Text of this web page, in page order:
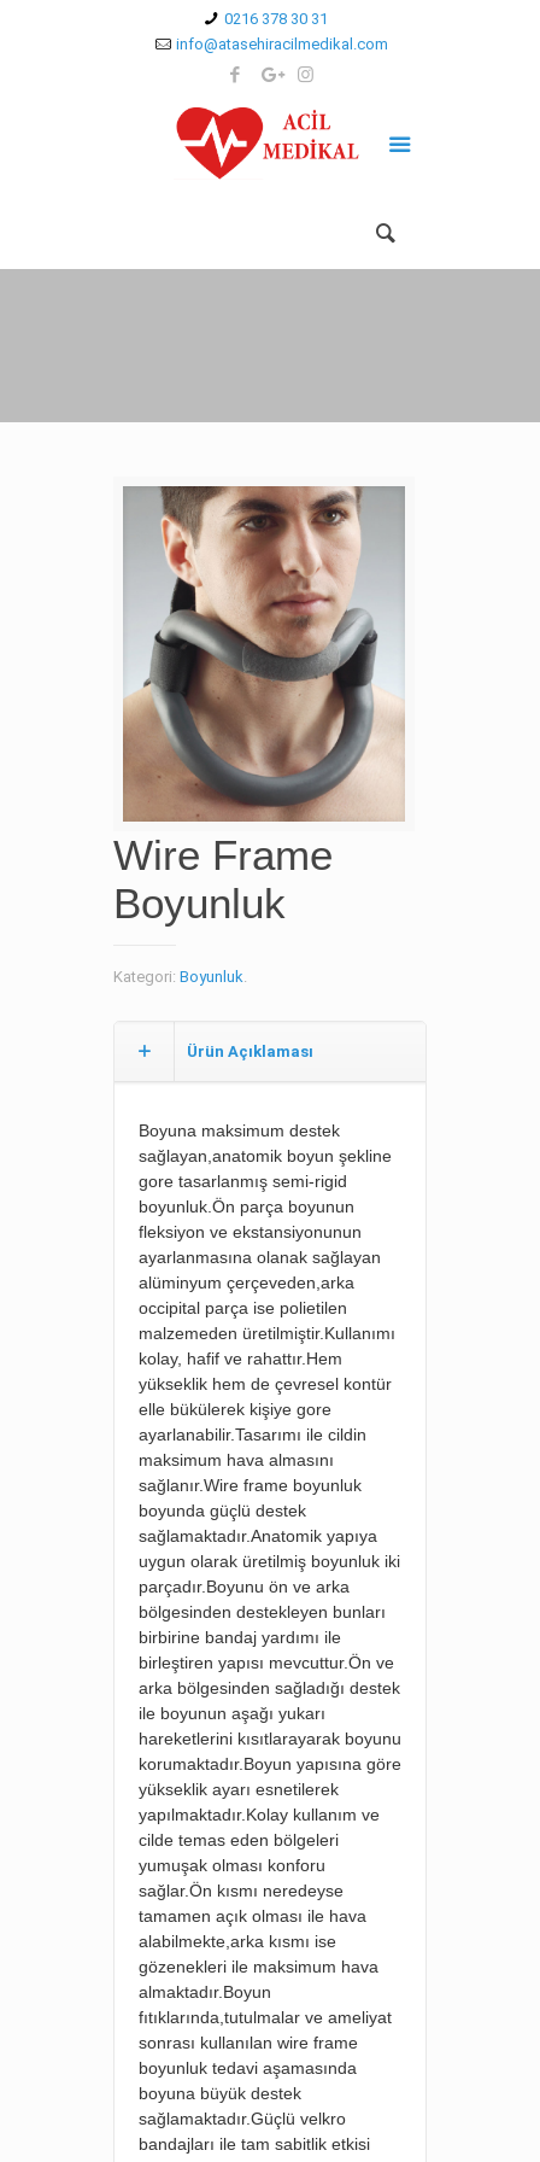
0216 378 30 31
info@atasehiracilmedikal.com
Wire Frame
Boyunluk
Kategori: Boyunluk
Ürün Açıklaması
Boyuna maksimum destek
sağlayan,anatomik boyun şekline
gore tasarlanmış semi-rigid
boyunluk.Ön parça boyunun
fleksiyon ve ekstansiyonunun
ayarlanmasına olanak sağlayan
alüminyum çerçeveden,arka
occipital parça ise polietilen
malzemeden üretilmiştir.Kullanımı
kolay, hafif ve rahattır.Hem
yükseklik hem de çevresel kontür
elle bükülerek kişiye gore
ayarlanabilir.Tasarımı ile cildin
maksimum hava almasını
sağlanır.Wire frame boyunluk
boyunda güçlü destek
sağlamaktadır.Anatomik yapıya
uygun olarak üretilmiş boyunluk iki
parçadır.Boyunu ön ve arka
bölgesinden destekleyen bunları
birbirine bandaj yardımı ile
birleştiren yapısı mevcuttur.Ön ve
arka bölgesinden sağladığı destek
ile boyunun aşağı yukarı
hareketlerini kısıtlarayarak boyunu
korumaktadır.Boyun yapısına göre
yükseklik ayarı esnetilerek
yapılmaktadır.Kolay kullanım ve
cilde temas eden bölgeleri
yumuşak olması konforu
sağlar.Ön kısmı neredeyse
tamamen açık olması ile hava
alabilmekte,arka kısmı ise
gözenekleri ile maksimum hava
almaktadır.Boyun
fıtıklarında,tutulmalar ve ameliyat
sonrası kullanılan wire frame
boyunluk tedavi aşamasında
boyuna büyük destek
sağlamaktadır.Güçlü velkro
bandajları ile tam sabitlik etkisi